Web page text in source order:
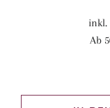
inkl.
Ab